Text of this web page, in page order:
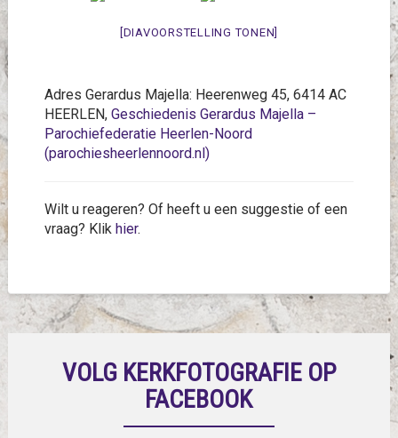
[DIAVOORSTELLING TONEN]
Adres Gerardus Majella: Heerenweg 45, 6414 AC
HEERLEN, Geschiedenis Gerardus Majella –
Parochiefederatie Heerlen-Noord
(parochiesheerlennoord.nl)
Wilt u reageren? Of heeft u een suggestie of een
vraag? Klik hier.
VOLG KERKFOTOGRAFIE OP
FACEBOOK